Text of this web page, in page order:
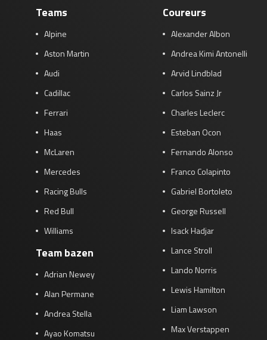
Teams
Alpine
Aston Martin
Audi
Cadillac
Ferrari
Haas
McLaren
Mercedes
Racing Bulls
Red Bull
Williams
Team bazen
Adrian Newey
Alan Permane
Andrea Stella
Ayao Komatsu
Coureurs
Alexander Albon
Andrea Kimi Antonelli
Arvid Lindblad
Carlos Sainz Jr
Charles Leclerc
Esteban Ocon
Fernando Alonso
Franco Colapinto
Gabriel Bortoleto
George Russell
Isack Hadjar
Lance Stroll
Lando Norris
Lewis Hamilton
Liam Lawson
Max Verstappen